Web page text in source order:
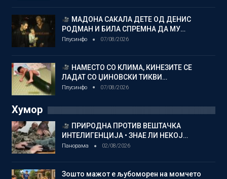
МАДОНА САКАЛА ДЕТЕ ОД ДЕНИС
РОДМАН И БИЛА СПРЕМНА ДА МУ…
Плусинфо 07/08/2026
НАМЕСТО СО КЛИМА, КИНЕЗИТЕ СЕ
ЛАДАТ СО ЏИНОВСКИ ТИКВИ…
Плусинфо 07/08/2026
Хумор
ПРИРОДНА ПРОТИВ ВЕШТАЧКА
ИНТЕЛИГЕНЦИЈА • ЗНАЕ ЛИ НЕКОЈ…
Панорама 02/08/2026
Зошто мажот е љубоморен на момчето